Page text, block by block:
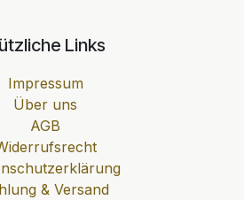
Links
Impressum
Über uns
AGB
& Versand